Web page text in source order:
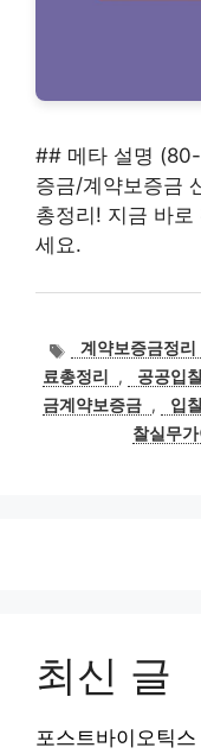
## 메타 설명
증금/계약보증금
총정리! 지금 바
세요.
태
그
계약보증금정리
료총정리
, 공공입
금계약보증금 , 입
찰실무
최신 글
포스트바이오틱